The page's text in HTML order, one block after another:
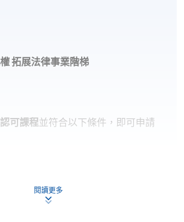
拓展法律事業階梯
可課程並符合以下條件，即可申請
律工作經驗
閱讀更多